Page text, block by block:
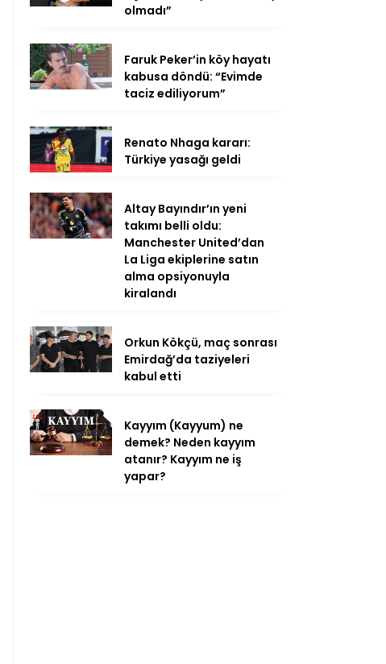
olmadı”
Faruk Peker’in köy hayatı
kabusa döndü: “Evimde
taciz ediliyorum”
Renato Nhaga kararı:
Türkiye yasağı geldi
Altay Bayındır’ın yeni
takımı belli oldu:
Manchester United’dan
La Liga ekiplerine satın
alma opsiyonuyla
kiralandı
Orkun Kökçü, maç sonrası
Emirdağ’da taziyeleri
kabul etti
Kayyım (Kayyum) ne
demek? Neden kayyım
atanır? Kayyım ne iş
yapar?